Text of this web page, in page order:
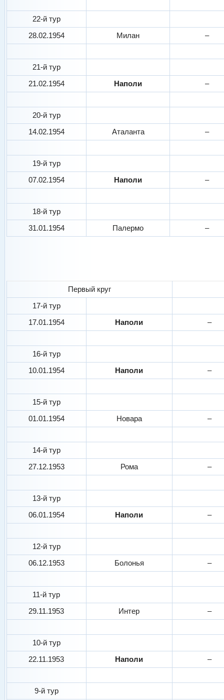
22-й тур
28.02.1954
Милан –
21-й тур
21.02.1954
Наполи –
20-й тур
14.02.1954
Аталанта –
19-й тур
07.02.1954
Наполи –
18-й тур
31.01.1954
Палермо –
Первый круг
17-й тур
17.01.1954
Наполи –
16-й тур
10.01.1954
Наполи –
15-й тур
01.01.1954
Новара –
14-й тур
27.12.1953
Рома –
13-й тур
06.01.1954
Наполи –
12-й тур
06.12.1953
Болонья –
11-й тур
29.11.1953
Интер –
10-й тур
22.11.1953
Наполи –
9-й тур